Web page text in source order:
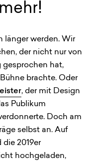
länger werden. Wir
der nicht nur von
gesprochen hat,
brachte. Oder
, der mit Design
Publikum
Doch am
selbst an. Auf
die 2019er
hochgeladen,